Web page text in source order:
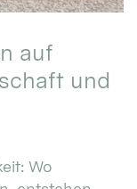
auf
und
Wo